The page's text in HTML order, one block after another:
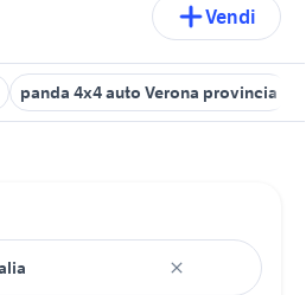
Vendi
panda 4x4 auto Verona provincia